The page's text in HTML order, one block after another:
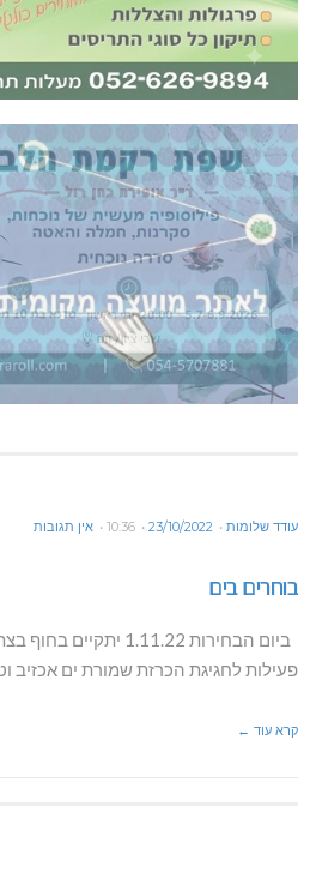
עודד שלומות 23/10/2022
10:36 אין תגובות
בוחרים בים
ביום הבחירות 1.11.22
פעילות לחגיגת הכרזת שמורת ים אכזיב
קרא עוד ←